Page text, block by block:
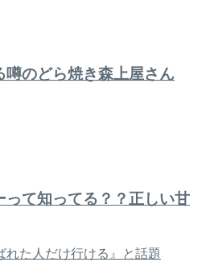
噂のどら焼き森上屋さん
って知ってる？？正しい甘